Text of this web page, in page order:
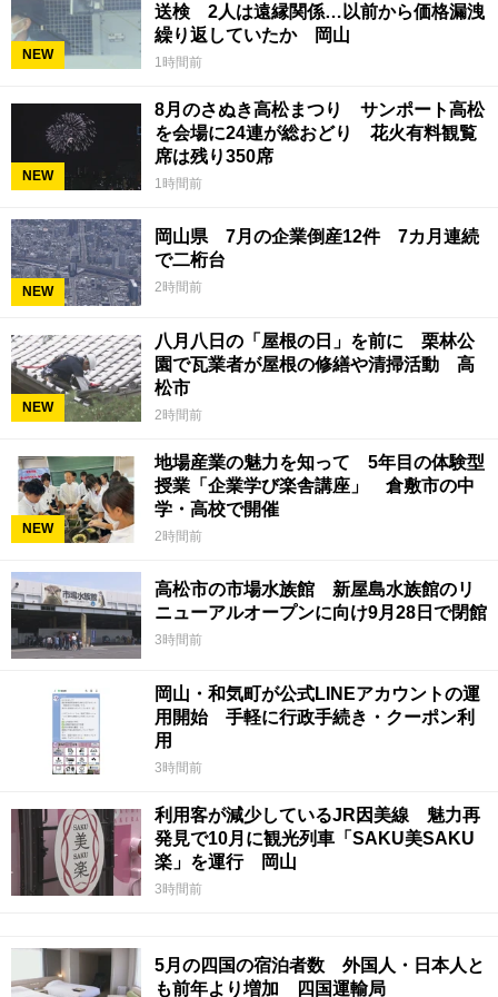
NEW
送検 2人は遠縁関係…以前から価格漏洩
繰り返していたか 岡山
1時間前
NEW
8月のさぬき高松まつり サンポート高松
を会場に24連が総おどり 花火有料観覧
席は残り350席
1時間前
NEW
岡山県 7月の企業倒産12件 7カ月連続
で二桁台
2時間前
NEW
八月八日の「屋根の日」を前に 栗林公
園で瓦業者が屋根の修繕や清掃活動 高
松市
2時間前
NEW
地場産業の魅力を知って 5年目の体験型
授業「企業学び楽舎講座」 倉敷市の中
学・高校で開催
2時間前
高松市の市場水族館 新屋島水族館のリ
ニューアルオープンに向け9月28日で閉館
3時間前
岡山・和気町が公式LINEアカウントの運
用開始 手軽に行政手続き・クーポン利
用
3時間前
利用客が減少しているJR因美線 魅力再
発見で10月に観光列車「SAKU美SAKU
楽」を運行 岡山
3時間前
5月の四国の宿泊者数 外国人・日本人と
も前年より増加 四国運輸局